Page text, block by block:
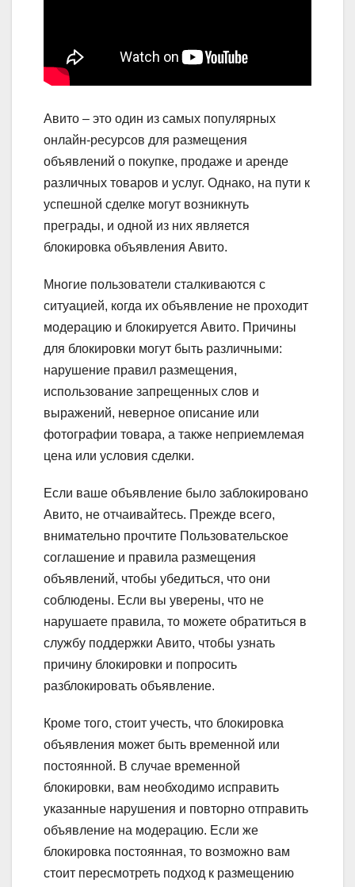
Авито – это один из самых популярных
онлайн-ресурсов для размещения
объявлений о покупке, продаже и аренде
различных товаров и услуг. Однако, на пути к
успешной сделке могут возникнуть
преграды, и одной из них является
блокировка объявления Авито.
Многие пользователи сталкиваются с
ситуацией, когда их объявление не проходит
модерацию и блокируется Авито. Причины
для блокировки могут быть различными:
нарушение правил размещения,
использование запрещенных слов и
выражений, неверное описание или
фотографии товара, а также неприемлемая
цена или условия сделки.
Если ваше объявление было заблокировано
Авито, не отчаивайтесь. Прежде всего,
внимательно прочтите Пользовательское
соглашение и правила размещения
объявлений, чтобы убедиться, что они
соблюдены. Если вы уверены, что не
нарушаете правила, то можете обратиться в
службу поддержки Авито, чтобы узнать
причину блокировки и попросить
разблокировать объявление.
Кроме того, стоит учесть, что блокировка
объявления может быть временной или
постоянной. В случае временной
блокировки, вам необходимо исправить
указанные нарушения и повторно отправить
объявление на модерацию. Если же
блокировка постоянная, то возможно вам
стоит пересмотреть подход к размещению